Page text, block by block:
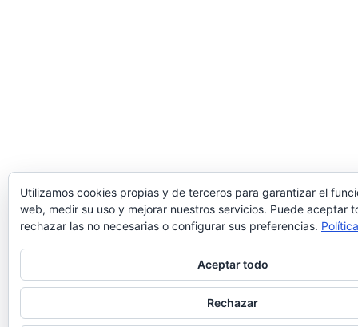
Utilizamos cookies propias y de terceros para garantizar el
web, medir su uso y mejorar nuestros servicios. Puede aceptar
rechazar las no necesarias o configurar sus preferencias.
Aceptar todo
Rechazar